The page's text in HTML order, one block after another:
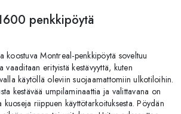
penkkipöytä
koostuva Montreal-penkkipöytä soveltuu
vaaditaan erityistä kestävyyttä, kuten
käytöllä oleviin suojaamattomiin ulkotiloihin.
kestävää umpilaminaattia ja valittavana on
riippuen käyttötarkoituksesta. Pöydän